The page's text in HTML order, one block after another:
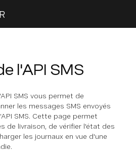
l'API SMS
SMS vous permet de
les messages SMS envoyés
SMS. Cette page permet
de livraison, de vérifier l'état des
les journaux en vue d'une